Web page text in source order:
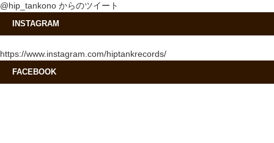
@hip_tankono からのツイート
INSTAGRAM
https://www.instagram.com/hiptankrecords/
FACEBOOK